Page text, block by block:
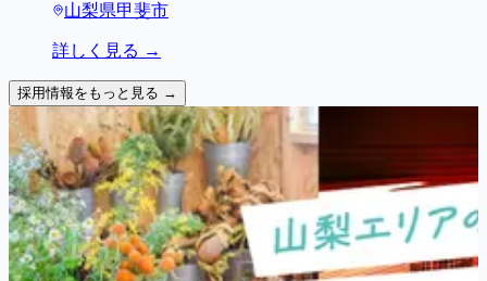
山梨県甲斐市
詳しく見る →
採用情報をもっと見る →